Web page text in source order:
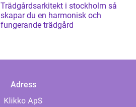
Trädgårdsarkitekt i stockholm så
skapar du en harmonisk och
fungerande trädgård
Adress